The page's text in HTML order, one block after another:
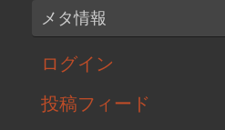
メタ情報
ログイン
投稿フィード